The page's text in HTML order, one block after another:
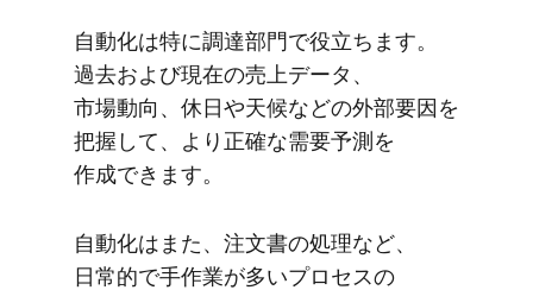
自動化は​特に​調達部門で​役立ちます。​
過去および​現在の​売上データ、​
市場動向、​休日や​天候などの​外部​要因を​
把握して、​より​正確な​需要予測を​
作成できます。
自動化は​また、​注文書の​処理など、​
日常的で​手作業が​多い​プロセスの​